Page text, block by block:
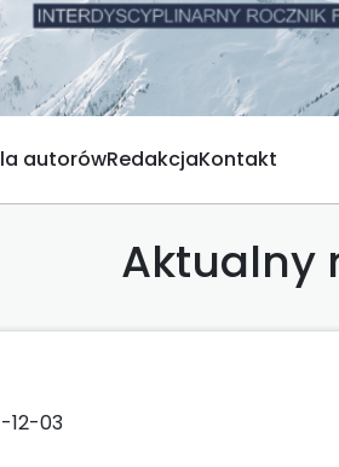
autorówRedakcjaKontakt
Aktualny
12-03